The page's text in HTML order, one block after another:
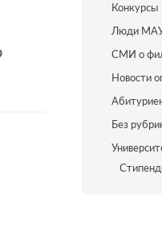
Конкурсы
Люди
СМИ о
Новости
Без